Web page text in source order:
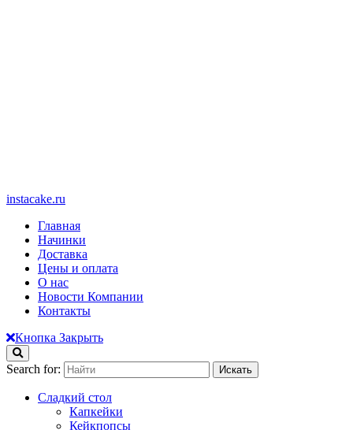
instacake.ru
Главная
Начинки
Доставка
Цены и оплата
О нас
Новости Компании
Контакты
Кнопка Закрыть
Search for:
Сладкий стол
Капкейки
Кейкпопсы